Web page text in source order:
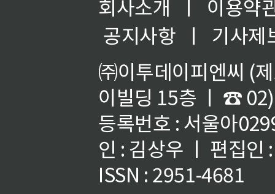
회사소개 ㅣ
이용약
공지사항
ㅣ
기사제
㈜이투데이피엔씨 (
이빌딩 15층 ㅣ ☎
등록번호 : 서울아
인 : 김상우 ㅣ 편집인
ISSN : 2951-4681